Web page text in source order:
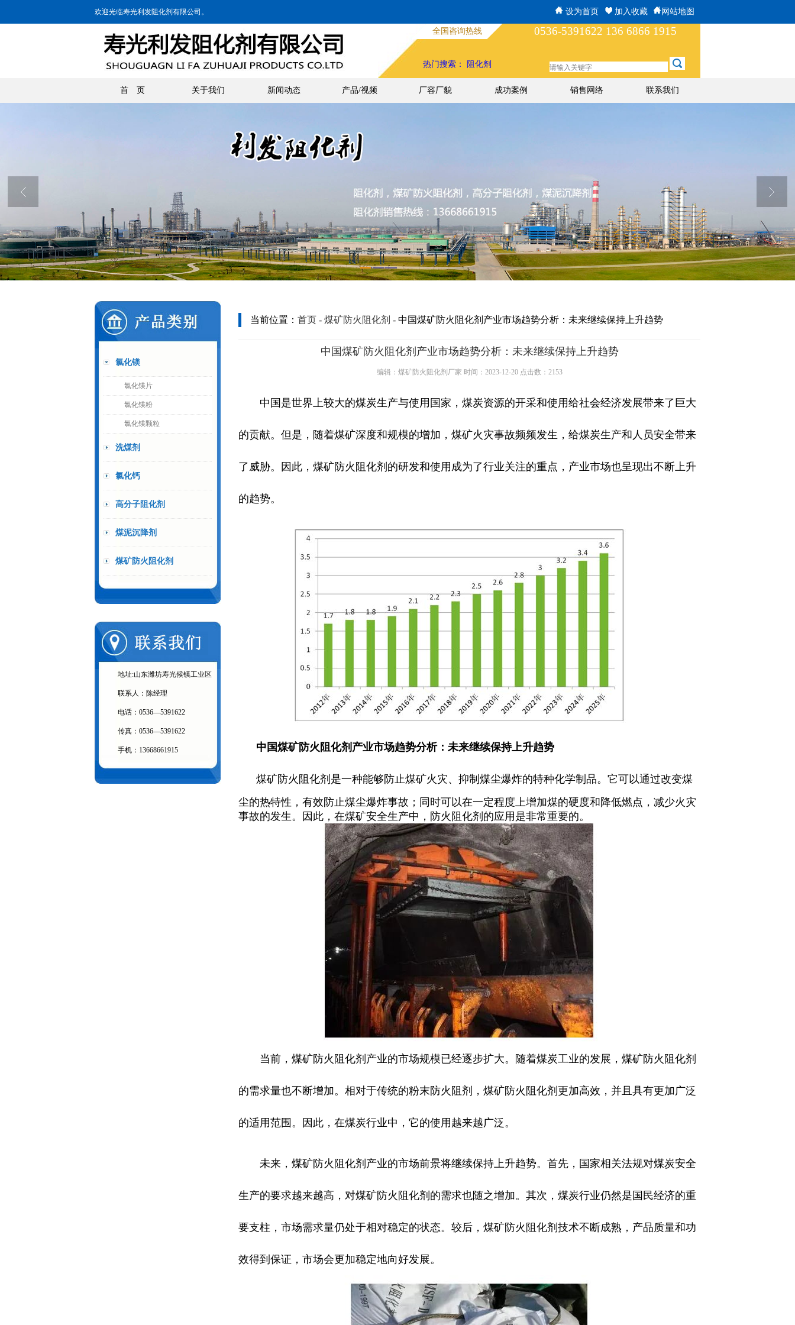
设为首页 加入收藏 网站地图
欢迎光临寿光利发阻化剂有限公司。
全国咨询热线 0536-5391622 136 6866 1915
热门搜索： 阻化剂
首 页 关于我们 新闻动态 产品/视频 厂容厂貌 成功案例 销售网络 联系我们
氯化镁
氯化镁片
氯化镁粉
氯化镁颗粒
洗煤剂
氯化钙
高分子阻化剂
煤泥沉降剂
煤矿防火阻化剂
地址:山东潍坊寿光候镇工业区
联系人：陈经理
电话：0536—5391622
传真：0536—5391622
手机：13668661915
当前位置： 首页 - 煤矿防火阻化剂 - 中国煤矿防火阻化剂产业市场趋势分析：未来继续保持上升趋势
中国煤矿防火阻化剂产业市场趋势分析：未来继续保持上升趋势
编辑：煤矿防火阻化剂厂家 时间：2023-12-20 点击数：2153
中国是世界上较大的煤炭生产与使用国家，煤炭资源的开采和使用给社会经济发展带来了巨大
的贡献。但是，随着煤矿深度和规模的增加，煤矿火灾事故频频发生，给煤炭生产和人员安全带来
了威胁。因此，煤矿防火阻化剂的研发和使用成为了行业关注的重点，产业市场也呈现出不断上升
的趋势。
中国煤矿防火阻化剂产业市场趋势分析：未来继续保持上升趋势
煤矿防火阻化剂是一种能够防止煤矿火灾、抑制煤尘爆炸的特种化学制品。它可以通过改变煤
尘的热特性，有效防止煤尘爆炸事故；同时可以在一定程度上增加煤的硬度和降低燃点，减少火灾
事故的发生。因此，在煤矿安全生产中，防火阻化剂的应用是非常重要的。
当前，煤矿防火阻化剂产业的市场规模已经逐步扩大。随着煤炭工业的发展，煤矿防火阻化剂
的需求量也不断增加。相对于传统的粉末防火阻剂，煤矿防火阻化剂更加高效，并且具有更加广泛
的适用范围。因此，在煤炭行业中，它的使用越来越广泛。
未来，煤矿防火阻化剂产业的市场前景将继续保持上升趋势。首先，国家相关法规对煤炭安全
生产的要求越来越高，对煤矿防火阻化剂的需求也随之增加。其次，煤炭行业仍然是国民经济的重
要支柱，市场需求量仍处于相对稳定的状态。较后，煤矿防火阻化剂技术不断成熟，产品质量和功
效得到保证，市场会更加稳定地向好发展。